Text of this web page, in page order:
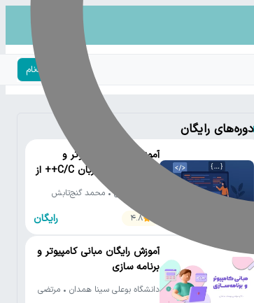
ورود | ثبت‌نام
دوره‌های رایگان
آموزش رایگان کامپیوتر و
برنامه‌نویسی به زبان C/C++ از
مقدماتی تا پیشرفته
دانشگاه تهران • محمد گنج‌تابش
4.8
رایگان
آموزش رایگان مبانی کامپیوتر و
برنامه سازی
دانشگاه بوعلی سینا همدان • مرتضی